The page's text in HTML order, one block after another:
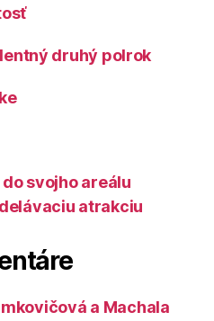
druhý polrok
svojho areálu
atrakciu
a Machala